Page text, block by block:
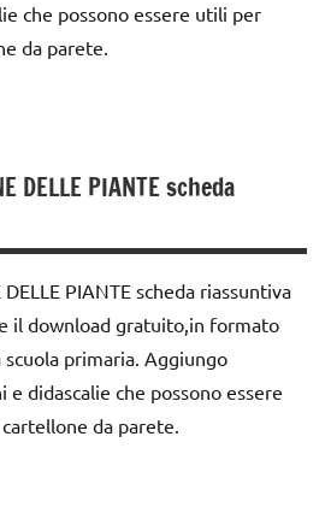
che possono essere utili per
da parete.
DELLE PIANTE scheda
DELLE PIANTE scheda riassuntiva
il download gratuito,in formato
primaria. Aggiungo
e didascalie che possono essere
da parete.